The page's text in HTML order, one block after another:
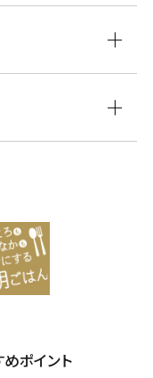
めポイント